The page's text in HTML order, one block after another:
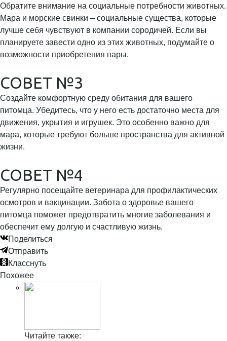
Обратите внимание на социальные потребности животных.
Мара и морские свинки – социальные существа, которые
лучше себя чувствуют в компании сородичей. Если вы
планируете завести одно из этих животных, подумайте о
возможности приобретения пары.
СОВЕТ №3
Создайте комфортную среду обитания для вашего
питомца. Убедитесь, что у него есть достаточно места для
движения, укрытия и игрушек. Это особенно важно для
мара, которые требуют больше пространства для активной
жизни.
СОВЕТ №4
Регулярно посещайте ветеринара для профилактических
осмотров и вакцинации. Забота о здоровье вашего
питомца поможет предотвратить многие заболевания и
обеспечит ему долгую и счастливую жизнь.
Поделиться
Отправить
Класснуть
Похожее
Читайте также: